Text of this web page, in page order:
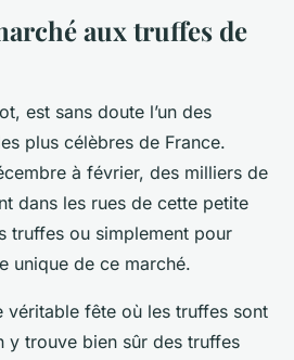
aux truffes de
est sans doute l’un des
plus célèbres de France.
à février, des milliers de
dans les rues de cette petite
truffes ou simplement pour
unique de ce marché.
véritable fête où les truffes sont
y trouve bien sûr des truffes